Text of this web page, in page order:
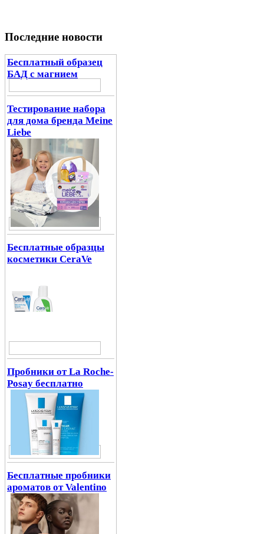
Последние новости
Бесплатный образец
БАД с магнием
Тестирование набора
для дома бренда Meine
Liebe
Бесплатные образцы
косметики CeraVe
Пробники от La Roche-
Posay бесплатно
Бесплатные пробники
ароматов от Valentino